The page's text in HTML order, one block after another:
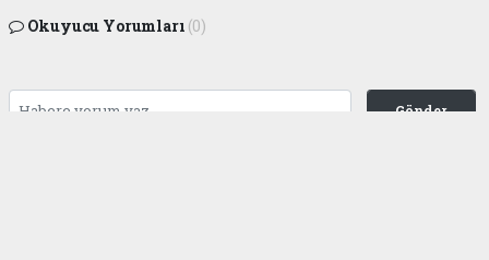
Okuyucu Yorumları (0)
Gönder